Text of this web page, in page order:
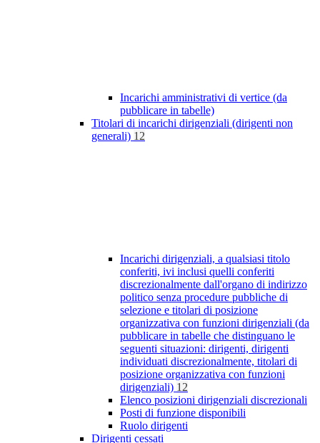
Incarichi amministrativi di vertice (da
pubblicare in tabelle)
Titolari di incarichi dirigenziali (dirigenti non
generali) 12
Incarichi dirigenziali, a qualsiasi titolo
conferiti, ivi inclusi quelli conferiti
discrezionalmente dall'organo di indirizzo
politico senza procedure pubbliche di
selezione e titolari di posizione
organizzativa con funzioni dirigenziali (da
pubblicare in tabelle che distinguano le
seguenti situazioni: dirigenti, dirigenti
individuati discrezionalmente, titolari di
posizione organizzativa con funzioni
dirigenziali) 12
Elenco posizioni dirigenziali discrezionali
Posti di funzione disponibili
Ruolo dirigenti
Dirigenti cessati